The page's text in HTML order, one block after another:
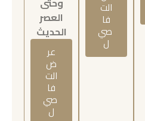
الت
فا
صي
ل
العصر
الحديث
عر
ض
الت
فا
صي
ل